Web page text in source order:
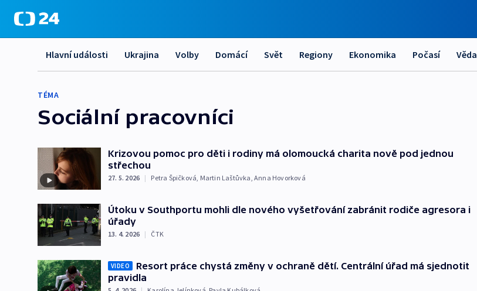
Hlavní události Ukrajina Volby Domácí Svět Regiony Ekonomika Počasí Věda
TÉMA
Sociální pracovníci
Krizovou pomoc pro děti i rodiny má olomoucká charita nově pod jednou
střechou
27. 5. 2026 | Petra Špičková, Martin Laštůvka,Anna Hovorková
Útoku v Southportu mohli dle nového vyšetřování zabránit rodiče agresora i
úřady
13. 4. 2026 | ČTK
VIDEO
Resort práce chystá změny v ochraně dětí. Centrální úřad má sjednotit
pravidla